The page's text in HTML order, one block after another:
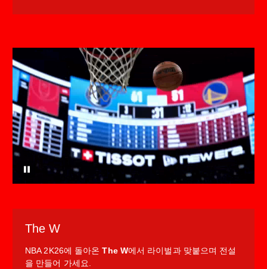
The W
NBA 2K26에 돌아온The W에서 라이벌과 맞붙으며 전설
을 만들어 가세요.